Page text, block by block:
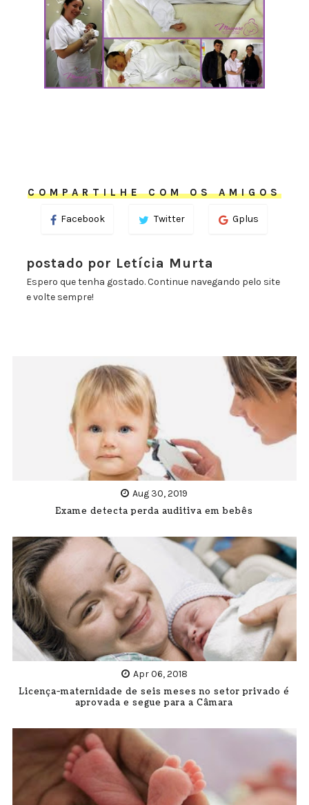
COMPARTILHE COM OS AMIGOS
Facebook Twitter Gplus
postado por Letícia Murta
Espero que tenha gostado. Continue navegando pelo site
e volte sempre!
Aug 30, 2019
Exame detecta perda auditiva em bebês
Apr 06, 2018
Licença-maternidade de seis meses no setor privado é
aprovada e segue para a Câmara